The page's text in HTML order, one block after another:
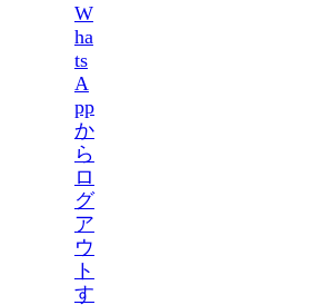
W
ha
ts
A
pp
か
ら
ロ
グ
ア
ウ
ト
す